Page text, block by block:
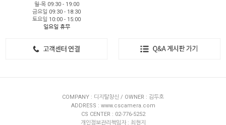
월-목 09:30 - 19:00
금요일 09:30 - 18:30
토요일 10:00 - 15:00
일요일 휴무
COMPANY : 디지탈창신 / OWNER : 김두호
ADDRESS : www.cscamera.com
CS CENTER : 02-776-5252
개인정보관리책임자 : 최현지